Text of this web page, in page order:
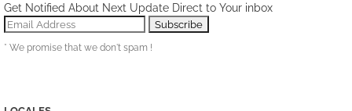
Get Notified About Next Update Direct to Your inbox
* We promise that we don't spam !